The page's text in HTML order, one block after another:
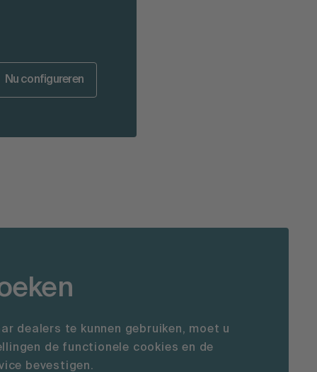
Nu configureren
dealers te kunnen gebruiken, moet u
de functionele cookies en de
bevestigen.